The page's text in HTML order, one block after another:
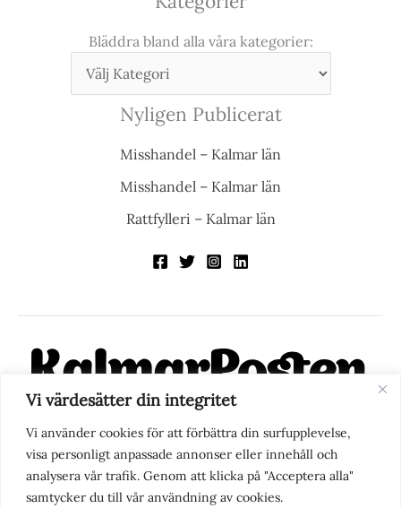
Vi värdesätter din integritet
Vi använder cookies för att förbättra din surfupplevelse,
visa personligt anpassade annonser eller innehåll och
analysera vår trafik. Genom att klicka på "Acceptera alla"
samtycker du till vår användning av cookies.
Bläddra bland alla våra kategorier:
Nyligen Publicerat
Misshandel – Kalmar län
Misshandel – Kalmar län
Rattfylleri – Kalmar län
KalmarPosten är en modern lokalnyhetstidning på nätet. Med
fokus på Kalmarregionen, men också med blick för det större
perspektivet, vill vi vara din självklara kanal för nyheter,
berättelser och engagemang. KalmarPosten grundades 1988 och
fick nya ägare 2025.